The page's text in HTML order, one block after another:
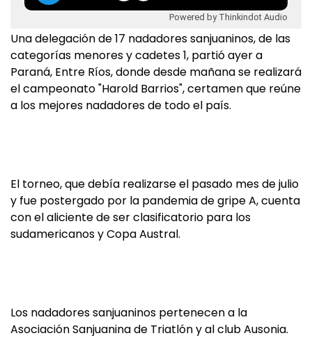
Powered by Thinkindot Audio
Una delegación de 17 nadadores sanjuaninos, de las
categorías menores y cadetes 1, partió ayer a
Paraná, Entre Ríos, donde desde mañana se realizará
el campeonato "Harold Barrios", certamen que reúne
a los mejores nadadores de todo el país.
El torneo, que debía realizarse el pasado mes de julio
y fue postergado por la pandemia de gripe A, cuenta
con el aliciente de ser clasificatorio para los
sudamericanos y Copa Austral.
Los nadadores sanjuaninos pertenecen a la
Asociación Sanjuanina de Triatlón y al club Ausonia.